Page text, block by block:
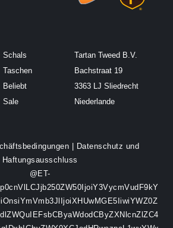
Schals
Taschen
Beliebt
Sale
Tartan Tweed B.V.
Bachstraat 19
3363 LJ Sliedrecht
Niederlande
| Datenschutz und
Haftungsausschluss
@ET-